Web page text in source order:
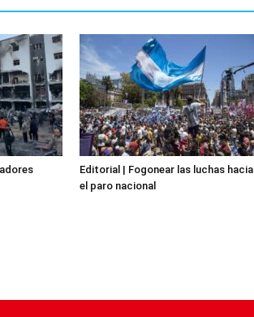
Editorial | Fogonear las luchas hacia
el paro nacional